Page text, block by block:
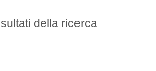
della ricerca